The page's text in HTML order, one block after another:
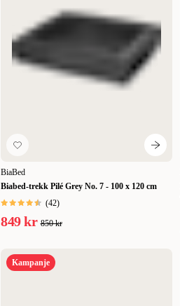
BiaBed
Biabed-trekk Pilé Grey No. 7 - 100 x 120 cm
(42)
849 kr 850 kr
Kampanje